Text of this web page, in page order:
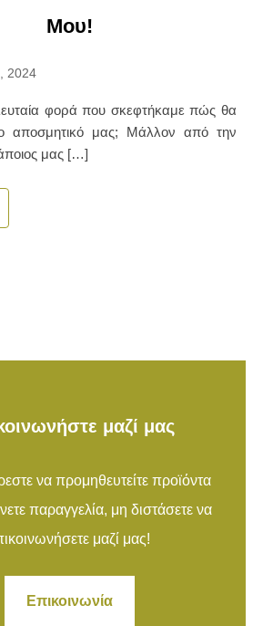
Μου!
2024
φορά που σκεφτήκαμε πώς θα
αποσμητικό μας; Μάλλον από την
μας […]
μαζί μας
να προμηθευτείτε προϊόντα
παραγγελία, μη διστάσετε να
μαζί μας!
Επικοινωνία